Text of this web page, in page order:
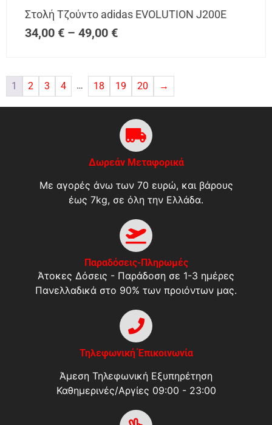
Στολή Τζούντο adidas EVOLUTION J200E
34,00 € – 49,00 €
1 2 3 4 … 18 19 20 →
Δωρεάν Μεταφορικά
Με αγορές άνω των 70 ευρώ, και βάρους
έως 7kg, σε όλη την Ελλάδα.
Παραδόσεις-Πληρωμές
Άτοκες Δόσεις - Παράδοση σε 1-3 ημέρες
Πανελλαδικά στο 90% των προιόντων μας.
Τηλεφωνική Έπικοινωνία
Άμεση Τηλεφωνική Εξυπηρέτηση
Καθημερινές/Αργίες 09:00 - 23:00